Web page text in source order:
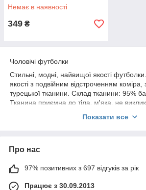
Немає в наявності
349 ₴
Чоловічі футболки
Стильні, модні, найвищої якості
якості з подвійним відстроченням коміра,
турецької тканини. Склад тканини: 95%
Тканина приємна до тіла, м'яка, не
догляді футболки зберігають форму,
У наших футболках Ви відчуватимете
тканини та завжди модні оригінальні
Показати все
Про нас
97% позитивних з 697 відгуків за рік
Працює з 30.09.2013